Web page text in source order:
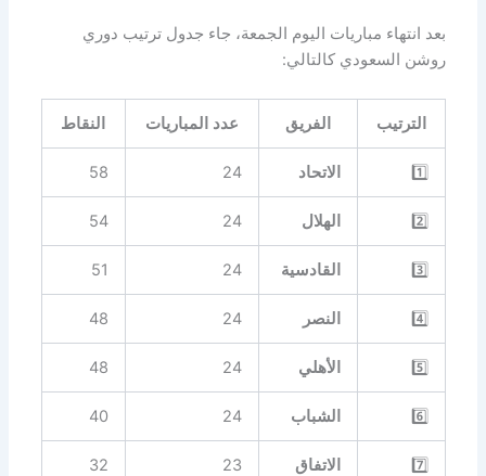
بعد انتهاء مباريات اليوم الجمعة، جاء جدول ترتيب دوري
روشن السعودي كالتالي:
الترتيب الفريق عدد المباريات النقاط
1️⃣ الاتحاد 24
58
2️⃣ الهلال 24
54
3️⃣ القادسية 24
51
4️⃣ النصر 24
48
5️⃣ الأهلي 24
48
6️⃣ الشباب 24
40
7️⃣ الاتفاق 23
32